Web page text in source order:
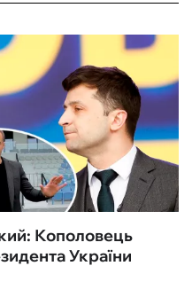
Кополовець
України